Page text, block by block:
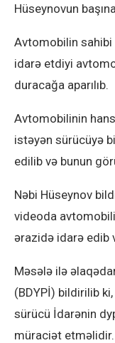
Hüseynovun
Avtomobilin sahibi
idarə etdiyi
duracağa aparılıb.
Avtomobilinin
istəyən sürücüyə
edilib və bunun
Nəbi Hüseynov
videoda
ərazidə idarə edib
Məsələ ilə
(BDYPİ) bildirilib
sürücü İdarənin
müraciət etməlidir.